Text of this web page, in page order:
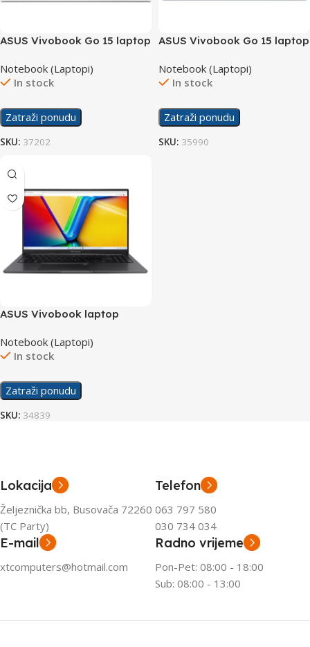
ASUS Vivobook Go 15 laptop
Notebook (Laptopi)
In stock
Zatraži ponudu
SKU: 37202
ASUS Vivobook Go 15 laptop
Notebook (Laptopi)
In stock
Zatraži ponudu
SKU: 35990
ASUS Vivobook laptop
Notebook (Laptopi)
In stock
Zatraži ponudu
SKU: 34839
Lokacija
Željeznička bb, Busovača 72260
(TC Party)
Telefon
063 797 580
030 734 034
E-mail
xtcomputers@hotmail.com
Radno vrijeme
Pon-Pet: 08:00 - 18:00
Sub: 08:00 - 13:00